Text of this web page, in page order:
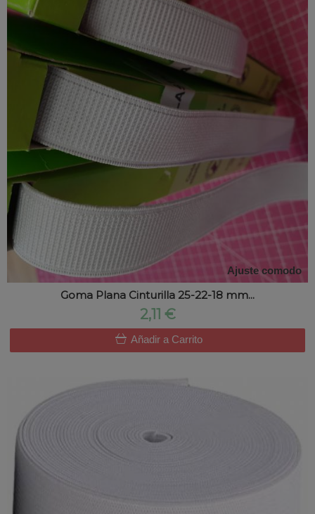
Ajuste comodo
Goma Plana Cinturilla 25-22-18 mm...
2,11 €
Añadir a Carrito